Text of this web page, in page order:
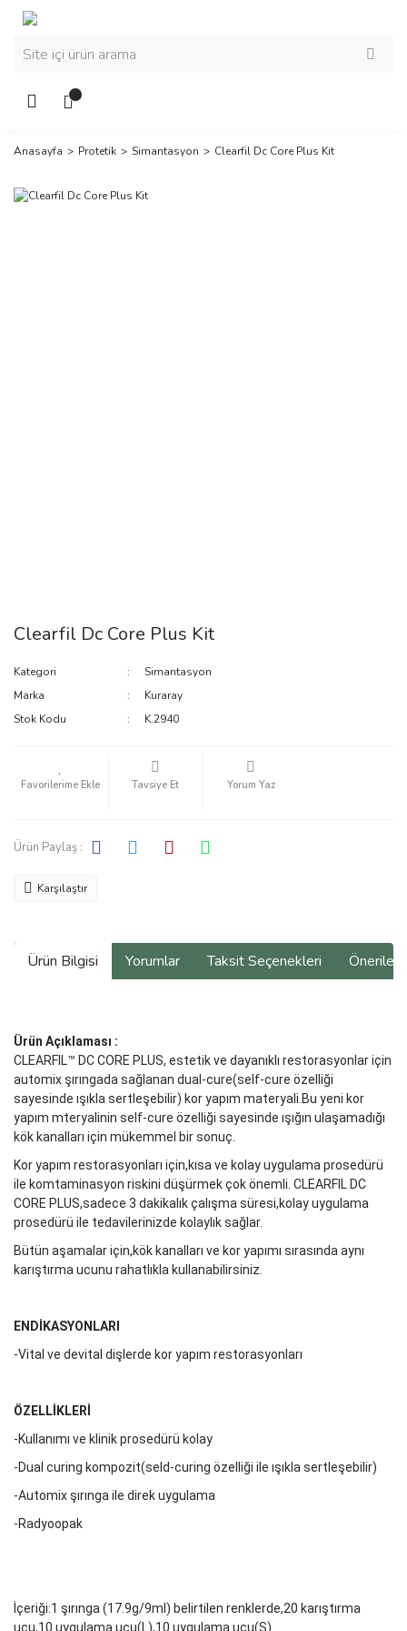
Anasayfa Protetik Simantasyon Clearfil Dc Core Plus Kit
Clearfil Dc Core Plus Kit
Kategori
Simantasyon
Marka
Kuraray
Stok Kodu
K.2940
Tavsiye Et Yorum Yaz
Ürün Paylaş :
Karşılaştır
Ürün Bilgisi Yorumlar Taksit Seçenekleri
Ürün Açıklaması :
CLEARFIL™ DC CORE PLUS, estetik ve dayanıklı restorasyonlar için
automix şırıngada sağlanan dual-cure(self-cure özelliği
sayesinde ışıkla sertleşebilir) kor yapım materyali.Bu yeni kor
yapım mteryalinin self-cure özelliği sayesinde ışığın ulaşamadığı
kök kanalları için mükemmel bir sonuç.
Kor yapım restorasyonları için,kısa ve kolay uygulama prosedürü
ile komtaminasyon riskini düşürmek çok önemli. CLEARFIL DC
CORE PLUS,sadece 3 dakikalık çalışma süresi,kolay uygulama
prosedürü ile tedavilerinizde kolaylık sağlar.
Bütün aşamalar için,kök kanalları ve kor yapımı sırasında aynı
karıştırma ucunu rahatlıkla kullanabilirsiniz.
ENDİKASYONLARI
-Vital ve devital dişlerde kor yapım restorasyonları
ÖZELLİKLERİ
-Kullanımı ve klinik prosedürü kolay
-Dual curing kompozit(seld-curing özelliği ile ışıkla sertleşebilir)
-Automix şırınga ile direk uygulama
-Radyoopak
İçeriği:1 şırınga (17.9g/9ml) belirtilen renklerde,20 karıştırma
ucu,10 uygulama ucu(L),10 uygulama ucu(S)